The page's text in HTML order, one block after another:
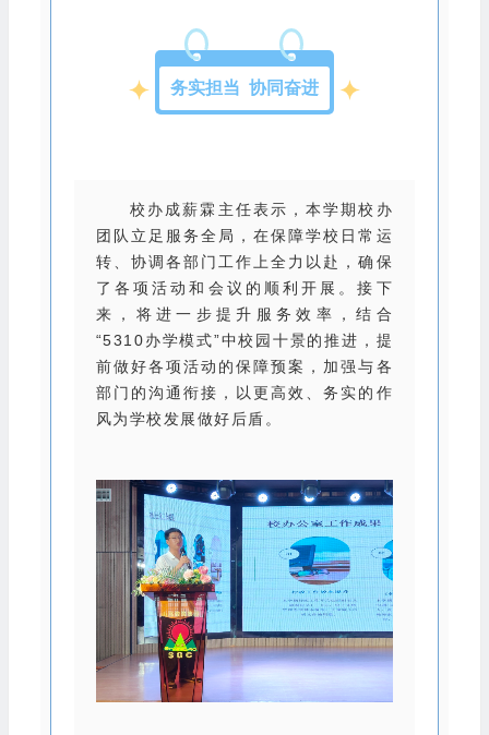
务实担当 协同奋进
校办成薪霖主任表示，本学期校办
团队立足服务全局，在保障学校日常运
转、协调各部门工作上全力以赴，确保
了各项活动和会议的顺利开展。接下
来，将进一步提升服务效率，结合
“5310办学模式”中校园十景的推进，提
前做好各项活动的保障预案，加强与各
部门的沟通衔接，以更高效、务实的作
风为学校发展做好后盾。